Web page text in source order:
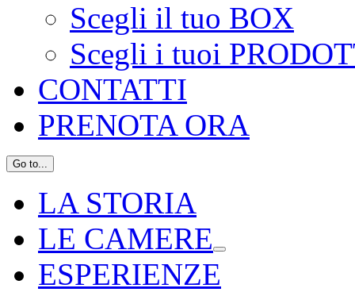
Scegli il tuo BOX
Scegli i tuoi
CONTATTI
PRENOTA ORA
Go to...
LA STORIA
LE CAMERE
ESPERIENZE